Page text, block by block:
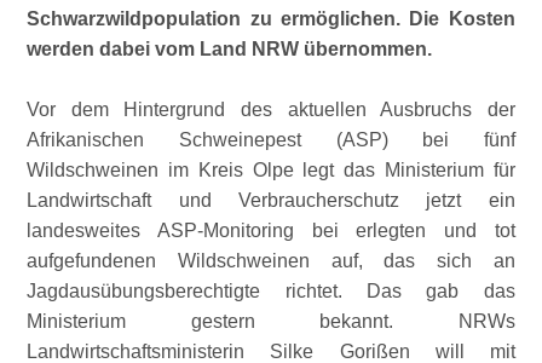
Schwarzwildpopulation zu ermöglichen. Die Kosten
werden dabei vom Land NRW übernommen.
Vor dem Hintergrund des aktuellen Ausbruchs der
Afrikanischen Schweinepest (ASP) bei fünf
Wildschweinen im Kreis Olpe legt das Ministerium für
Landwirtschaft und Verbraucherschutz jetzt ein
landesweites ASP-Monitoring bei erlegten und tot
aufgefundenen Wildschweinen auf, das sich an
Jagdausübungsberechtigte richtet. Das gab das
Ministerium gestern bekannt. NRWs
Landwirtschaftsministerin Silke Gorißen will mit